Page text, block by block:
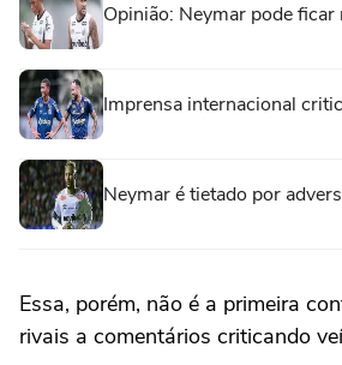
Opinião: Neymar pode ficar
Imprensa internacional
Neymar é tietado por
Essa, porém, não é a primeira
rivais a comentários criticando